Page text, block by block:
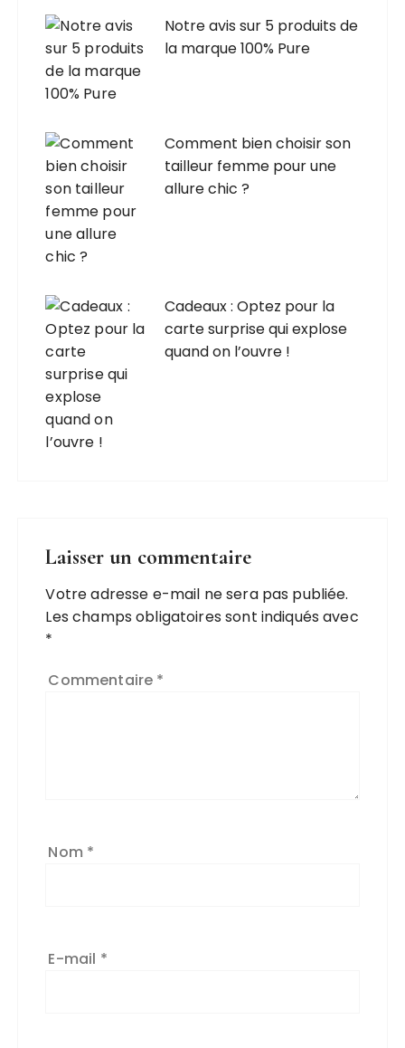
Notre avis sur 5 produits de
la marque 100% Pure
Comment bien choisir son
tailleur femme pour une
allure chic ?
Cadeaux : Optez pour la
carte surprise qui explose
quand on l’ouvre !
Laisser un commentaire
Votre adresse e-mail ne sera pas publiée.
Les champs obligatoires sont indiqués avec
*
Commentaire *
Nom *
E-mail *